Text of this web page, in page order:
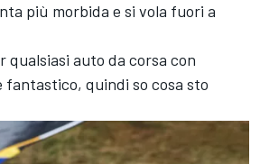
più morbida e si vola fuori a
qualsiasi auto da corsa con
fantastico, quindi so cosa sto